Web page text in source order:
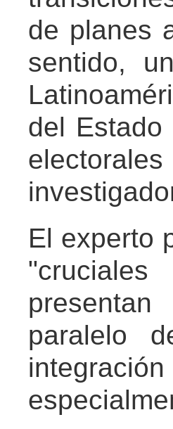
de planes
sentido,
del Estado
El experto
paralelo